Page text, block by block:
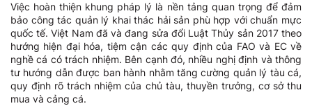
Việc hoàn thiện khung pháp lý là nền tảng quan trọng để đảm
bảo công tác quản lý khai thác hải sản phù hợp với chuẩn mực
quốc tế. Việt Nam đã và đang sửa đổi Luật Thủy sản 2017 theo
hướng hiện đại hóa, tiệm cận các quy định của FAO và EC về
nghề cá có trách nhiệm. Bên cạnh đó, nhiều nghị định và thông
tư hướng dẫn được ban hành nhằm tăng cường quản lý tàu cá,
quy định rõ trách nhiệm của chủ tàu, thuyền trưởng, cơ sở thu
mua và cảng cá.